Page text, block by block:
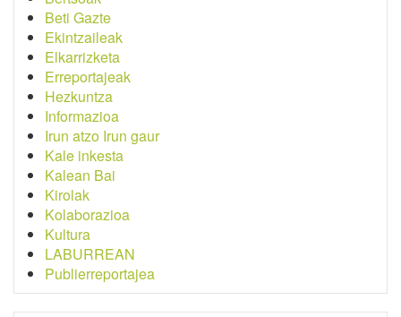
Beti Gazte
Ekintzaileak
Elkarrizketa
Erreportajeak
Hezkuntza
Informazioa
Irun atzo Irun gaur
Kale inkesta
Kalean Bai
Kirolak
Kolaborazioa
Kultura
LABURREAN
Publierreportajea